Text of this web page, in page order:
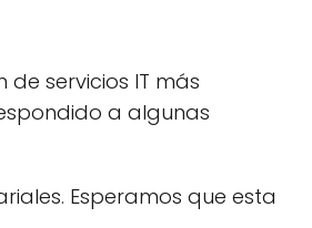
servicios IT más
a algunas
Esperamos que esta